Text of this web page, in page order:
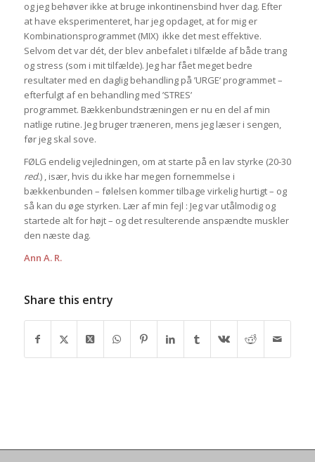
og jeg behøver ikke at bruge inkontinensbind hver dag. Efter
at have eksperimenteret, har jeg opdaget, at for mig er
Kombinationsprogrammet (MIX) ikke det mest effektive.
Selvom det var dét, der blev anbefalet i tilfælde af både trang
og stress (som i mit tilfælde). Jeg har fået meget bedre
resultater med en daglig behandling på ’URGE’ programmet –
efterfulgt af en behandling med ’STRES’
programmet. Bækkenbundstræningen er nu en del af min
natlige rutine. Jeg bruger træneren, mens jeg læser i sengen,
før jeg skal sove.
FØLG endelig vejledningen, om at starte på en lav styrke (20-30
red.) , især, hvis du ikke har megen fornemmelse i
bækkenbunden – følelsen kommer tilbage virkelig hurtigt – og
så kan du øge styrken. Lær af min fejl : Jeg var utålmodig og
startede alt for højt – og det ​​resulterende anspændte muskler
den næste dag.
Ann A. R.
Share this entry